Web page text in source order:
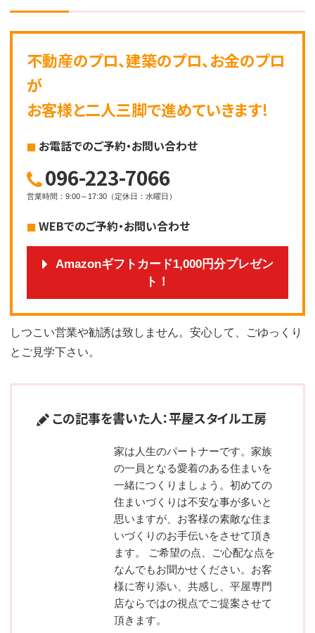
不動産のプロ、建築のプロ、お金のプロ
が
お客様と二人三脚で進めていきます!
お電話でのご予約・お問い合わせ
096-223-7066
営業時間 ： 9:00～17:30 （ 定休日 ： 水曜日 ）
WEBでのご予約・お問い合わせ
Amazonギフトカード1,000円分プレゼン
ト！
しつこい営業や勧誘は致しません。安心して、ごゆっくり
とご見学下さい。
この記事を書いた人：平屋スタイル工房
家は人生のパートナーです。家族
の一員となる愛着のある住まいを
一緒につくりましょう。初めての
住まいづくりは不安な事が多いと
思いますが、お客様の素敵な住ま
いづくりのお手伝いをさせて頂き
ます。 ご希望の点、ご心配な点を
なんでもお聞かせください。お客
様に寄り添い、共感し、平屋専門
店ならではの視点でご提案させて
頂きます。